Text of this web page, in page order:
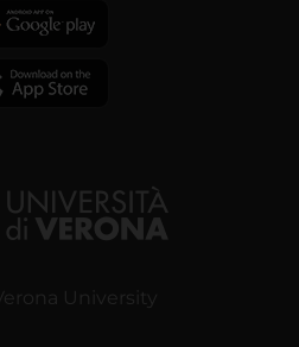
University